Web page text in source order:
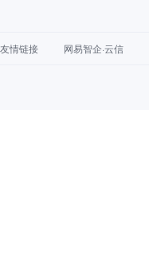
友情链接 网易智企·云信